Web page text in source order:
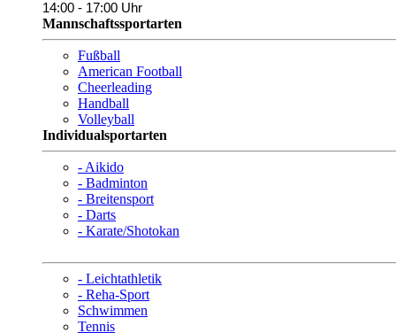
14:00 - 17:00 Uhr
Mannschaftssportarten
Fußball
American Football
Cheerleading
Handball
Volleyball
Individualsportarten
- Aikido
- Badminton
- Breitensport
- Darts
- Karate/Shotokan
- Leichtathletik
- Reha-Sport
Schwimmen
Tennis